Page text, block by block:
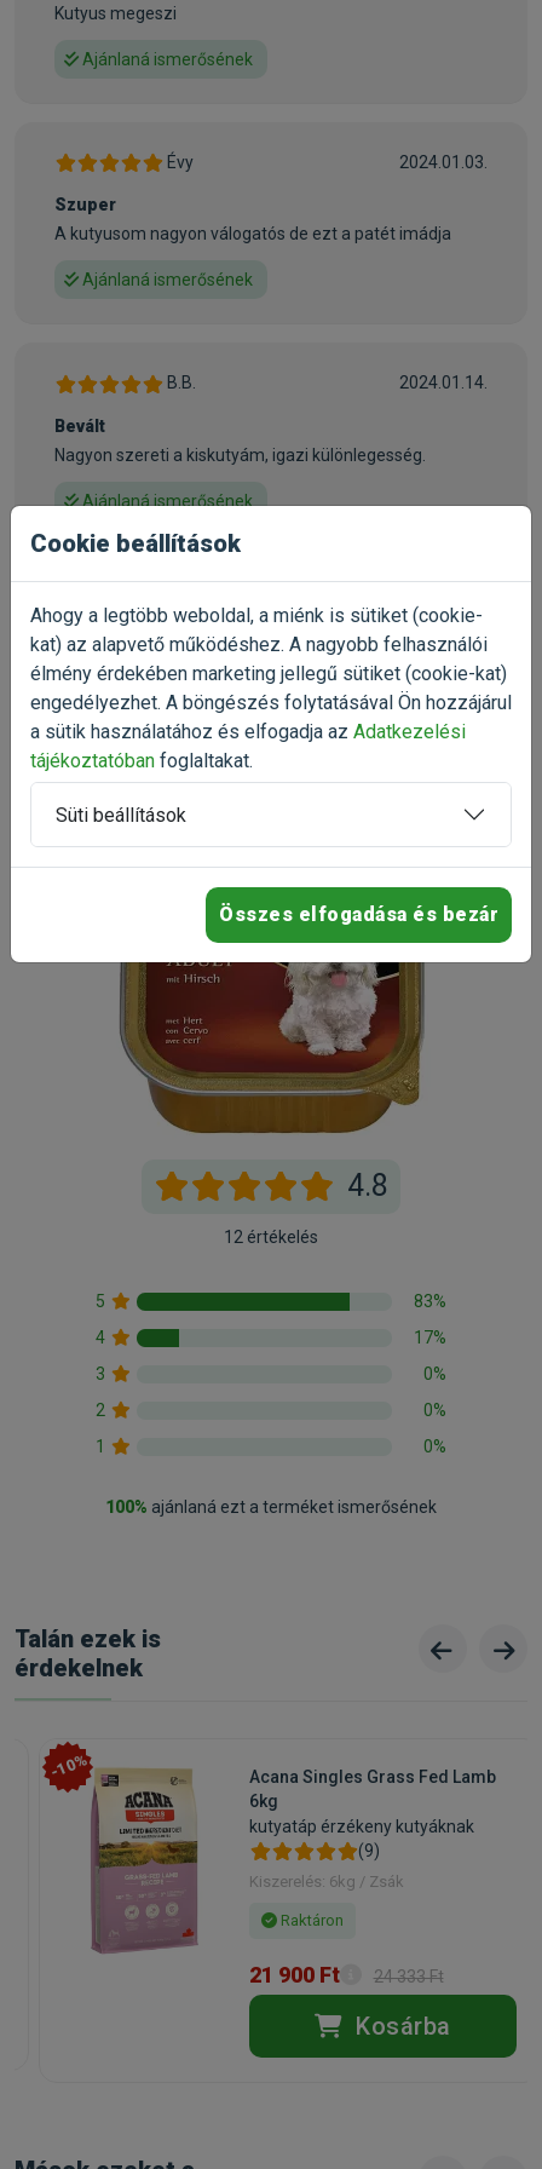
Már próbáltad a terméket?
Oszd meg tapasztalatod a többi gazdival!
Értékelés írása
4.8
12 értékelés
5
83%
4
17%
3
0%
2
0%
1
0%
100% ajánlaná ezt a terméket ismerősének
Kutyus megeszi
Ajánlaná ismerősének
Évy 2024.01.03.
Szuper
A kutyusom nagyon válogatós de ezt a patét imádja
Ajánlaná ismerősének
B.B. 2024.01.14.
Bevált
Nagyon szereti a kiskutyám, igazi különlegesség.
Ajánlaná ismerősének
További értékelések
Talán ezek is
érdekelnek
-10%
Acana Singles Grass Fed Lamb
6kg
kutyatáp érzékeny kutyáknak
(9)
Kiszerelés: 6kg / Zsák
Raktáron
21 900 Ft 24 333 Ft
Kosárba
Cookie beállítások
Ahogy a legtöbb weboldal, a miénk is sütiket (cookie-
kat) az alapvető működéshez. A nagyobb felhasználói
élmény érdekében marketing jellegű sütiket (cookie-kat)
engedélyezhet. A böngészés folytatásával Ön hozzájárul
a sütik használatához és elfogadja az Adatkezelési
tájékoztatóban foglaltakat.
Süti beállítások
Összes elfogadása és bezár